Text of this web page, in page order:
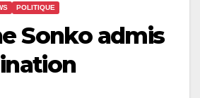
POLITIQUE
Sonko admis